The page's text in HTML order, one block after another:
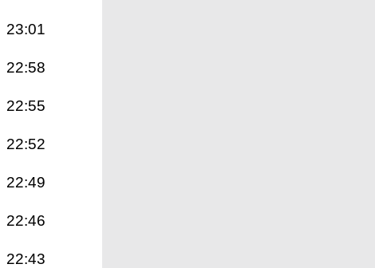
23:01
22:58
22:55
22:52
22:49
22:46
22:43